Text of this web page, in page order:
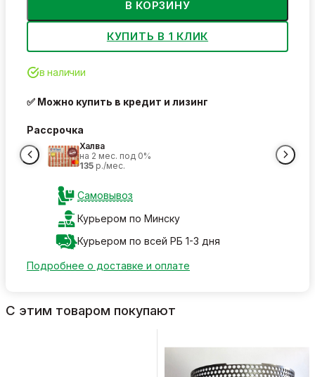
В КОРЗИНУ
КУПИТЬ В 1 КЛИК
в наличии
✅ Можно купить в кредит и лизинг
Рассрочка
Халва
на 2 мес. под 0%
135 р./мес.
Самовывоз
Курьером по Минску
Курьером по всей РБ 1-3 дня
Подробнее о доставке и оплате
С этим товаром покупают